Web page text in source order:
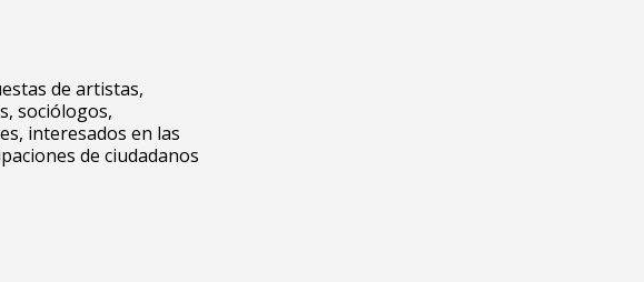
de artistas,
sociólogos,
interesados en las
de ciudadanos